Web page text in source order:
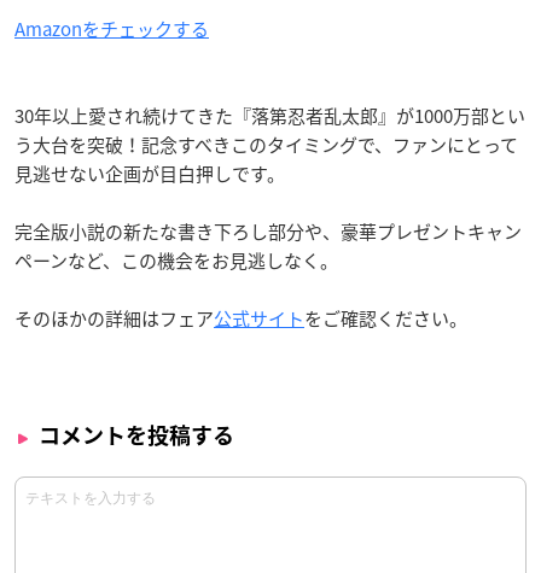
Amazonをチェックする
30年以上愛され続けてきた『落第忍者乱太郎』が1000万部とい
う大台を突破！記念すべきこのタイミングで、ファンにとって
見逃せない企画が目白押しです。
完全版小説の新たな書き下ろし部分や、豪華プレゼントキャン
ペーンなど、この機会をお見逃しなく。
そのほかの詳細はフェア公式サイトをご確認ください。
コメントを投稿する